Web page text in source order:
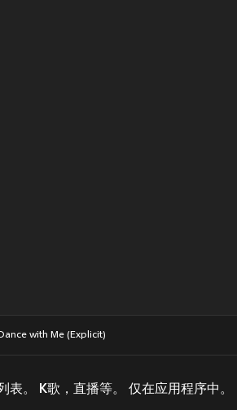
with Me (Explicit)
表。 K歌，直播等。 仅在应用程序中。